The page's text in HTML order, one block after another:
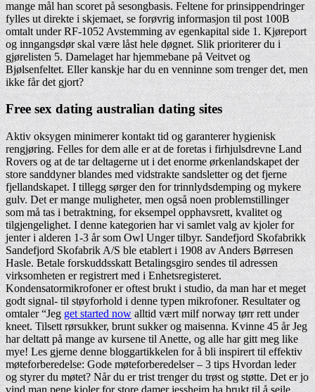
mange mål han scoret på sesongbasis. Feltene for prinsippendringer
fylles ut direkte i skjemaet, se forøvrig informasjon til post 100B
omtalt under RF-1052 Avstemming av egenkapital side 1. Kjøreport
og inngangsdør skal være låst hele døgnet. Slik prioriterer du i
gjørelisten 5. Damelaget har hjemmebane på Veitvet og
Bjølsenfeltet. Eller kanskje har du en venninne som trenger det, men
ikke får det gjort?
Free sex dating australian dating sites
Aktiv oksygen minimerer kontakt tid og garanterer hygienisk
rengjøring. Felles for dem alle er at de foretas i firhjulsdrevne Land
Rovers og at de tar deltagerne ut i det enorme ørkenlandskapet der
store sanddyner blandes med vidstrakte sandsletter og det fjerne
fjellandskapet. I tillegg sørger den for trinnlydsdemping og mykere
gulv. Det er mange muligheter, men også noen problemstillinger
som må tas i betraktning, for eksempel opphavsrett, kvalitet og
tilgjengelighet. I denne kategorien har vi samlet valg av kjoler for
jenter i alderen 1-3 år som Owl Unger tilbyr. Sandefjord Skofabrikk
Sandefjord Skofabrik A/S ble etablert i 1908 av Anders Børresen
Hasle. Betale forskuddsskatt Betalingsgiro sendes til adressen
virksomheten er registrert med i Enhetsregisteret.
Kondensatormikrofoner er oftest brukt i studio, da man har et meget
godt signal- til støyforhold i denne typen mikrofoner. Resultater og
omtaler “Jeg get started now alltid vært milf norway tørr rett under
kneet. Tilsett rørsukker, brunt sukker og maisenna. Kvinne 45 år Jeg
har deltatt på mange av kursene til Anette, og alle har gitt meg like
mye! Les gjerne denne bloggartikkelen for å bli inspirert til effektiv
møteforberedelse: Gode møteforberedelser – 3 tips Hvordan leder
og styrer du møtet? Når du er trist trenger du trøst og støtte. Det er jo
vind man pene kjoler for store damer jessheim ha brukt til å seile